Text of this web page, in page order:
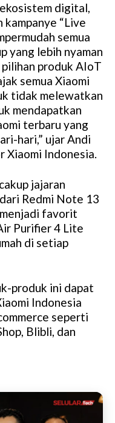
M
u
t
e
digital,
kampanye “Live
semua
yang lebih nyaman
produk AIoT
semua Xiaomi
tidak melewatkan
mendapatkan
terbaru yang
hari,” ujar Andi
Xiaomi Indonesia.
jajaran
Redmi Note 13
favorit
Purifier 4 Lite
di setiap
produk ini dapat
Indonesia
seperti
Blibli, dan